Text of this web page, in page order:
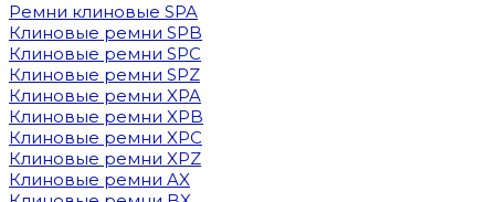
Ремни клиновые SPA
Клиновые ремни SPB
Клиновые ремни SPC
Клиновые ремни SPZ
Клиновые ремни XPA
Клиновые ремни XPB
Клиновые ремни XPC
Клиновые ремни XPZ
Клиновые ремни AX